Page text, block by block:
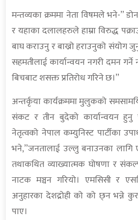
मन्तव्यका क्रममा नेता विषमले भने-”
र यहाका दलालहरुले हाम्रा विरुद्ध
बाघ कराउनु र बाख्रो हराउनुको संयोग
सहमतीलाई कार्यान्वयन नगरी दमन
बिचबाट शसक्त प्रतिरोध गरिने छ।”
अन्तर्कृया कार्यक्रममा मुलुकको
संकट र तीन बुदेको कार्यान्वयन हुनु
नेतृत्वको नेपाल कम्युनिस्ट पार्टीका
भने,”जनतालाई उल्लु बनाउनका लागि
तथाकथित व्याख्यात्मक घोषणा र
नाटक मञ्चन गरियो। एमसिसी र
अनुहारका देशद्रोही को को छ्न भन्ने
पाए।